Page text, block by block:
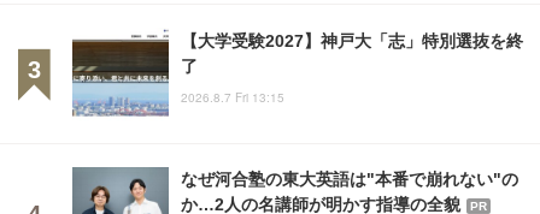
【大学受験2027】神戸大「志」特別選抜を終
了
2026.8.7 Fri 13:15
なぜ河合塾の東大英語は"本番で崩れない"の
か…2人の名講師が明かす指導の全貌
PR